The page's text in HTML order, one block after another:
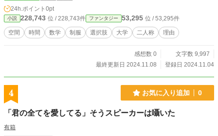
24h.ポイント 0pt
小説 228,743 位 / 228,743件 ファンタジー 53,295 位 / 53,295件
空間 時間 数学 制服 選択肢 大学 二人称 理由
感想数 0
文字数 9,997
最終更新日 2024.11.08
登録日 2024.11.04
4 お気に入り追加 0
「君の全てを愛してる」そうスピーカーは囁いた
有箱